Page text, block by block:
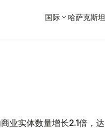
国际 哈萨克斯坦
业实体数量增长2.1倍，达